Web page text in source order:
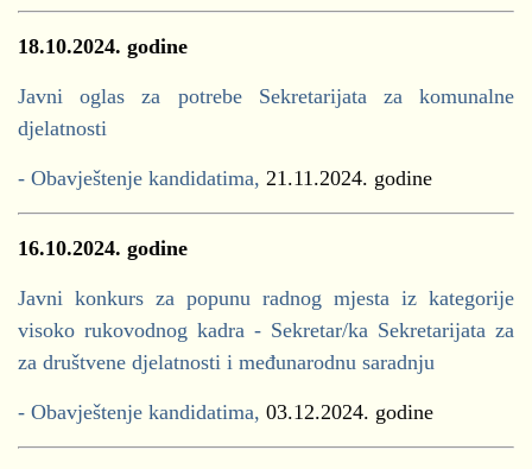
18.10.2024. godine
Javni oglas za potrebe Sekretarijata za komunalne
djelatnosti
- Obavještenje kandidatima, 21.11.2024. godine
16.10.2024. godine
Javni konkurs za popunu radnog mjesta iz kategorije
visoko rukovodnog kadra - Sekretar/ka Sekretarijata za
za društvene djelatnosti i međunarodnu saradnju
- Obavještenje kandidatima, 03.12.2024. godine